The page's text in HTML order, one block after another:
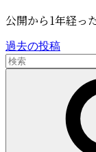
日:
公開から1年経
投
稿
過去の投稿
検
索: